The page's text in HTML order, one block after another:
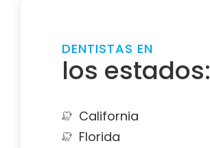
DENTISTAS EN
los estados:
California
Florida